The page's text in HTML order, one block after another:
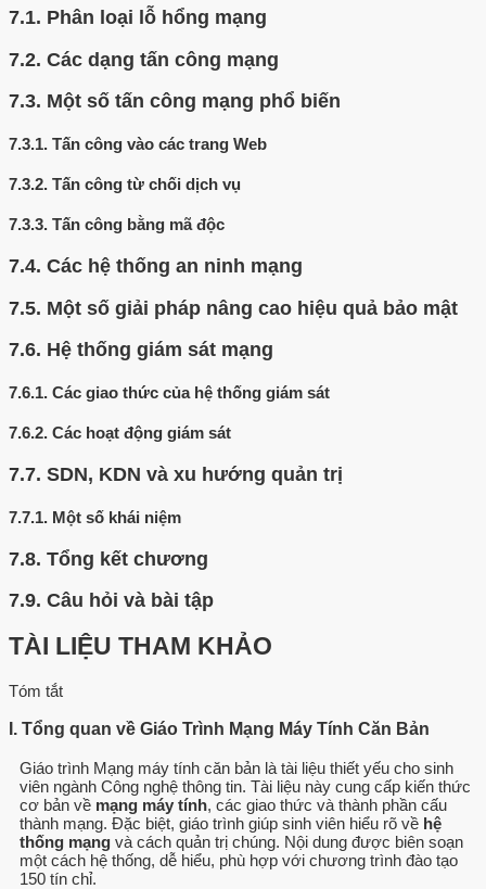
7.1. Phân loại lỗ hổng mạng
7.2. Các dạng tấn công mạng
7.3. Một số tấn công mạng phổ biến
7.3.1. Tấn công vào các trang Web
7.3.2. Tấn công từ chối dịch vụ
7.3.3. Tấn công bằng mã độc
7.4. Các hệ thống an ninh mạng
7.5. Một số giải pháp nâng cao hiệu quả bảo mật
7.6. Hệ thống giám sát mạng
7.6.1. Các giao thức của hệ thống giám sát
7.6.2. Các hoạt động giám sát
7.7. SDN, KDN và xu hướng quản trị
7.7.1. Một số khái niệm
7.8. Tổng kết chương
7.9. Câu hỏi và bài tập
TÀI LIỆU THAM KHẢO
Tóm tắt
I. Tổng quan về Giáo Trình Mạng Máy Tính Căn Bản
Giáo trình Mạng máy tính căn bản là tài liệu thiết yếu cho sinh
viên ngành Công nghệ thông tin. Tài liệu này cung cấp kiến thức
cơ bản về mạng máy tính, các giao thức và thành phần cấu
thành mạng. Đặc biệt, giáo trình giúp sinh viên hiểu rõ về hệ
thống mạng và cách quản trị chúng. Nội dung được biên soạn
một cách hệ thống, dễ hiểu, phù hợp với chương trình đào tạo
150 tín chỉ.